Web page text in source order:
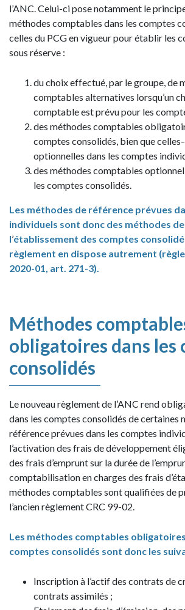
l’ANC. Celui-ci pose notamment le
méthodes comptables dans les comptes
celles du PCG en vigueur pour établir les
sous réserve :
du choix effectué, par le groupe, de
comptables alternatives lorsqu’un
comptable est prévu pour les
des méthodes comptables
comptes consolidés, bien que
optionnelles dans les comptes
des méthodes comptables
les comptes consolidés.
Les méthodes de référence prévues
individuels sont donc des méthodes
l’établissement des comptes
règlement en dispose autrement
2020-01, art. 271-3).
Méthodes
obligatoires dans les
consolidés
Le nouveau règlement de l’ANC rend
dans les comptes consolidés de certaines
référence prévues dans les comptes
l’activation des frais de développement
des frais d’emprunt sur la durée de
comptabilisation en charges des frais
méthodes comptables sont qualifiées de
l’ancien règlement CRC 99-02.
Les méthodes comptables
comptes consolidés sont donc les
Inscription à l’actif des contrats de
contrats assimilés ;